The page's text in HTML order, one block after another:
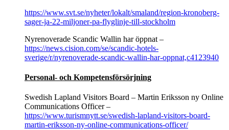
https://www.svt.se/nyheter/lokalt/smaland/region-kronoberg-
sager-ja-22-miljoner-pa-flyglinje-till-stockholm
Nyrenoverade Scandic Wallin har öppnat –
https://news.cision.com/se/scandic-hotels-
sverige/r/nyrenoverade-scandic-wallin-har-oppnat,c4123940
Personal- och Kompetensförsörjning
Swedish Lapland Visitors Board – Martin Eriksson ny Online
Communications Officer –
https://www.turismnytt.se/swedish-lapland-visitors-board-
martin-eriksson-ny-online-communications-officer/